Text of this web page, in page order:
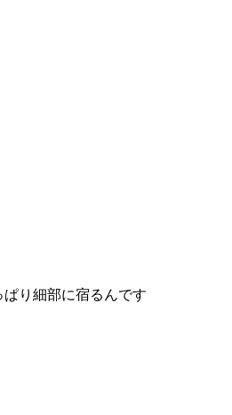
り細部に宿るんです